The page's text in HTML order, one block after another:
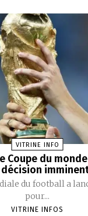
VITRINE INFO
Coupe du
décision
du football a
pour...
VITRINE INFOS